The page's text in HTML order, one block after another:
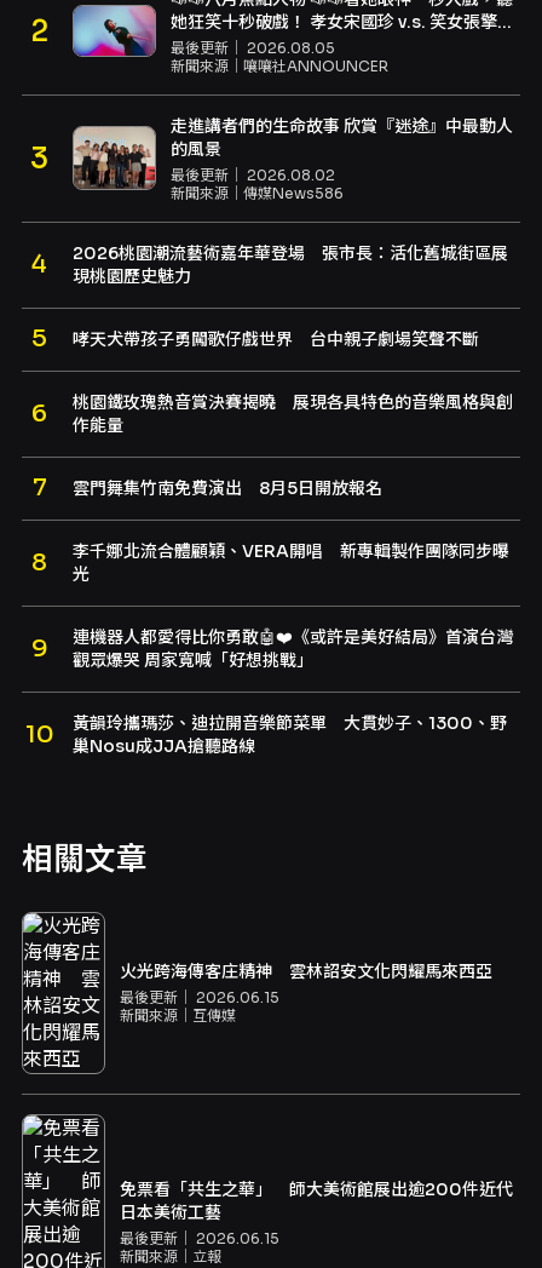
她狂笑十秒破戲！ 孝女宋國珍 v.s. 笑女張擎
佳：本是同根生，相約壓車別太急
最後更新｜ 2026.08.05
新聞來源｜ 嚷嚷社ANNOUNCER
走進講者們的生命故事 欣賞『迷途』中最動人
的風景
最後更新｜ 2026.08.02
新聞來源｜ 傳媒News586
2026桃園潮流藝術嘉年華登場 張市長：活化舊城街區展
現桃園歷史魅力
哮天犬帶孩子勇闖歌仔戲世界 台中親子劇場笑聲不斷
桃園鐵玫瑰熱音賞決賽揭曉 展現各具特色的音樂風格與創
作能量
雲門舞集竹南免費演出 8月5日開放報名
李千娜北流合體顧穎、VERA開唱 新專輯製作團隊同步曝
光
連機器人都愛得比你勇敢🤖❤️《或許是美好結局》首演台灣
觀眾爆哭 周家寬喊「好想挑戰」
黃韻玲攜瑪莎、迪拉開音樂節菜單 大貫妙子、1300、野
巢Nosu成JJA搶聽路線
相關文章
火光跨海傳客庄精神 雲林詔安文化閃耀馬來西亞
最後更新｜ 2026.06.15
新聞來源｜ 互傳媒
免票看「共生之華」 師大美術館展出逾200件近代
日本美術工藝
最後更新｜ 2026.06.15
新聞來源｜ 立報